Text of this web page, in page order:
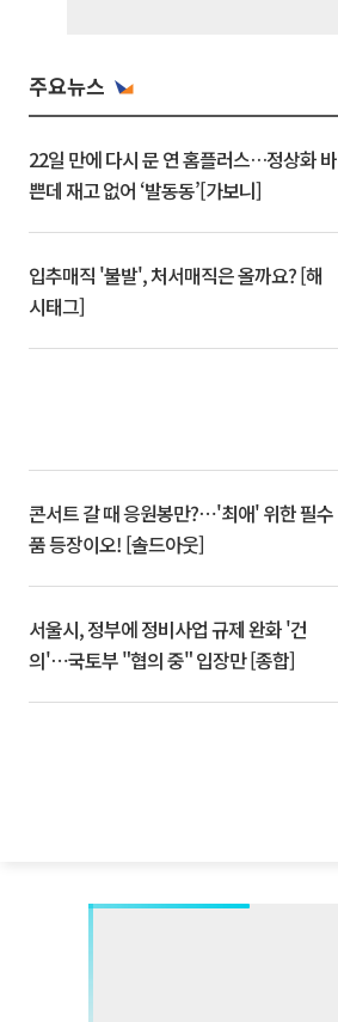
주요뉴스
22일 만에 다시 문 연 홈플러스…정상화 바
쁜데 재고 없어 ‘발동동’[가보니]
입추매직 '불발', 처서매직은 올까요? [해
시태그]
콘서트 갈 때 응원봉만?⋯'최애' 위한 필수
품 등장이오! [솔드아웃]
서울시, 정부에 정비사업 규제 완화 '건
의'⋯국토부 "협의 중" 입장만 [종합]